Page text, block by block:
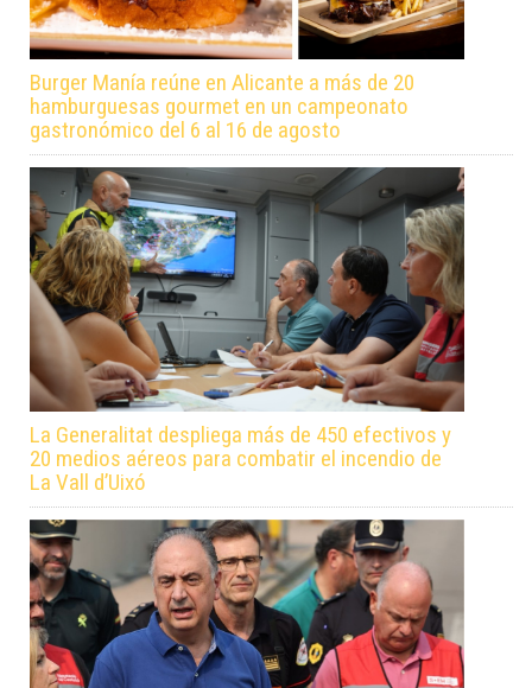
Burger Manía reúne en Alicante a más de 20
hamburguesas gourmet en un campeonato
gastronómico del 6 al 16 de agosto
La Generalitat despliega más de 450 efectivos y
20 medios aéreos para combatir el incendio de
La Vall d’Uixó